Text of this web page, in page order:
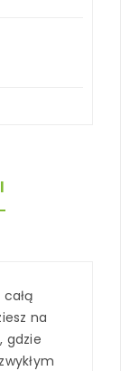
na
gdzie